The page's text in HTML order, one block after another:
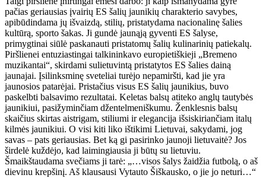
pačias geriausias įvairių ES šalių jaunikių charakterio savybes,
apibūdindama jų išvaizdą, stilių, pristatydama nacionalinę šalies
kultūrą, sporto šakas. Ji gundė jaunąją gyventi ES šalyse,
primygtinai siūlė paskanauti pristatomų šalių kulinarinių patiekalų.
Piršlienei entuziastingai talkininkavo europietiškieji „Bremeno
muzikantai“, skirdami sulietuvintą pristatytos ES šalies dainą
jaunajai. Įsilinksminę sveteliai turėjo nepamiršti, kad jie yra
jaunosios patarėjai. Pristačius visus ES šalių jaunikius, buvo
paskelbti balsavimo rezultatai. Keletas balsų atiteko anglų tautybės
jaunikiui, pasižyminčiam džentelmeniškumu. Ženklesnis balsų
skaičius skirtas aistrigam, stiliumi ir elegancija išsiskiriančiam italų
kilmės jaunikiui. O visi kiti liko ištikimi Lietuvai, sakydami, jog
savas – pats geriausias. Bet ką gi pasirinko jaunoji lietuvaitė? Jos
širdelė kuždėjo, kad laimingiausia ji būtų su lietuviu.
Šmaikštaudama svečiams ji tarė: „…visos šalys žaidžia futbolą, o aš
dievinu krepšinį. Aš klausausi Vytauto Šiškausko, o jie jo neturi…“